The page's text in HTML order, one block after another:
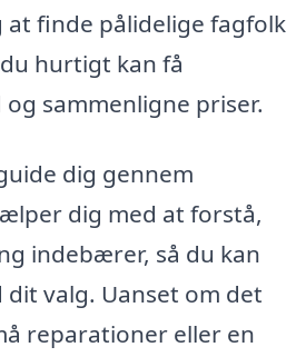
finde pålidelige fagfolk
hurtigt kan få
sammenligne priser.
dig gennem
dig med at forstå,
indebærer, så du kan
valg. Uanset om det
reparationer eller en